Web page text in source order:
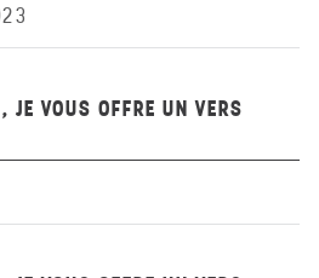
VOUS OFFRE UN VERS